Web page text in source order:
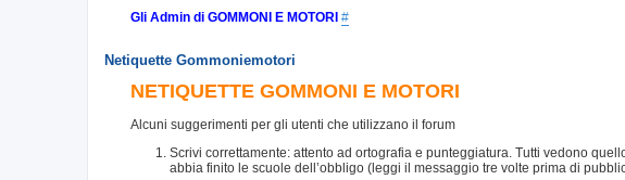
Gli Admin di GOMMONI E MOTORI #
Netiquette Gommoniemotori
NETIQUETTE GOMMONI E MOTORI
Alcuni suggerimenti per gli utenti che utilizzano il forum
Scrivi correttamente: attento ad ortografia e punteggiatura. Tutti vedono
abbia finito le scuole dell’obbligo (leggi il messaggio tre volte prima di